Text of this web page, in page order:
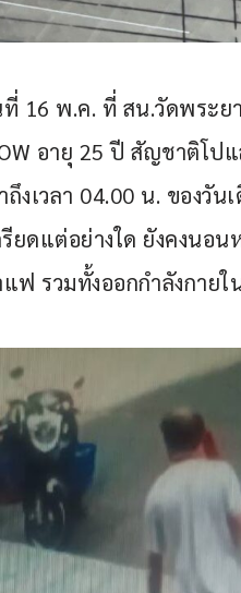
ที่ 16 พ.ค. ที่ สน.วัดพระ
อายุ 25 ปี สัญชาติโ
ถึงเวลา 04.00 น. ของ
ยดแต่อย่างใด ยังคงนอ
ฟ รวมทั้งออกกำลังกายใ